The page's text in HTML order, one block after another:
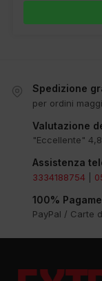
Spedizione
per ordini
Valutazione
"Eccellente"
Assistenza
3334188754
100%
PayPal / Carte